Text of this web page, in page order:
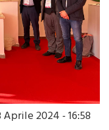
Aprile 2024 - 16:58